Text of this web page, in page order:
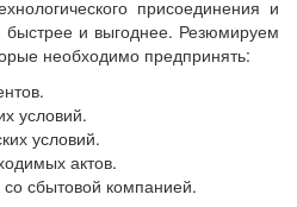
присоединения и
быстрее и выгоднее. Резюмируем
необходимо предпринять:
условий.
условий.
актов.
сбытовой компанией.